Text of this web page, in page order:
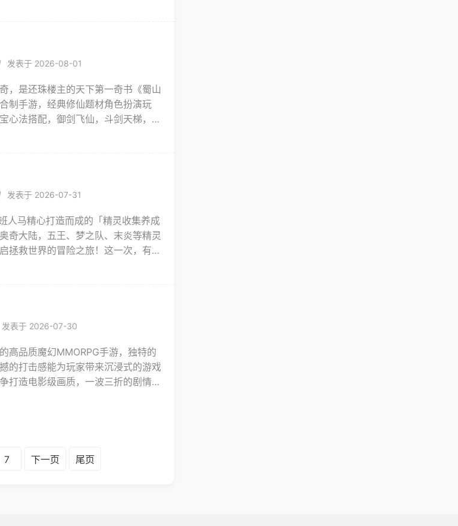
发表于 2026-08-01
，是还珠楼主的天下第一奇书《蜀山
制手游，经典修仙题材角色扮演玩
心法搭配，御剑飞仙，斗剑天梯，阵
发表于 2026-07-31
人马精心打造而成的「精灵收集养成
奇大陆，五王、梦之队、末炎等精灵
拯救世界的冒险之旅！这一次，有续
发表于 2026-07-30
高品质魔幻MMORPG手游，独特的
的打击感能为玩家带来沉浸式的游戏
打造电影级画质，一波三折的剧情文
7 下一页 尾页